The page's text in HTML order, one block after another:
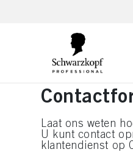
Laat ons weten
U kunt contact
klantendienst op